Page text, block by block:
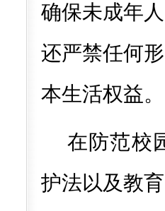
确保未成年
还严禁任何
本生活权益。
在防范校
护法以及教